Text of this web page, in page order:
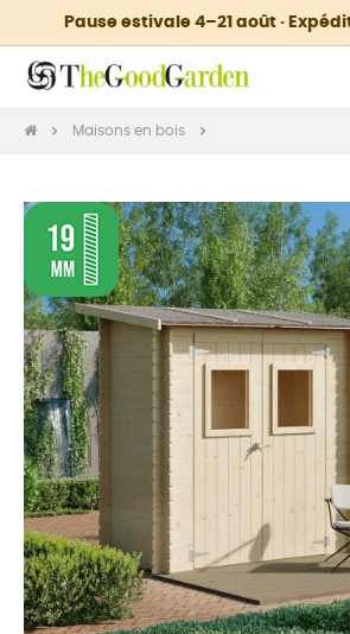
Pause estivale 4–21 août ·
Maisons en bois